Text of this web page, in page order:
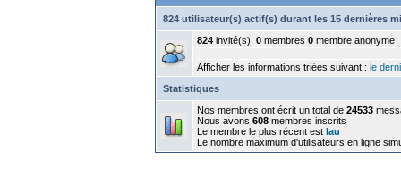
824 utilisateur(s) actif(s) durant les 15 dernières
824 invité(s), 0 membres 0 membre anonyme
Afficher les informations triées suivant : le
Statistiques
Nos membres ont écrit un total de 24533
Nous avons 608 membres inscrits
Le membre le plus récent est lau
Le nombre maximum d'utilisateurs en ligne